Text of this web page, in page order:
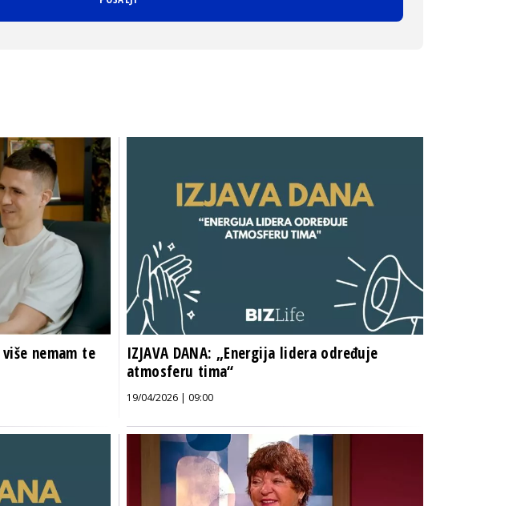
više nemam te
IZJAVA DANA: „Energija lidera određuje
atmosferu tima“
19/04/2026 | 09:00